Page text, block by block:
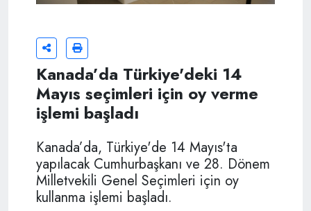
Kanada’da Türkiye'deki 14
Mayıs seçimleri için oy verme
işlemi başladı
Kanada’da, Türkiye'de ‪14 Mayıs'ta
yapılacak Cumhurbaşkanı ve 28. Dönem
Milletvekili Genel Seçimleri için oy
kullanma işlemi başladı.